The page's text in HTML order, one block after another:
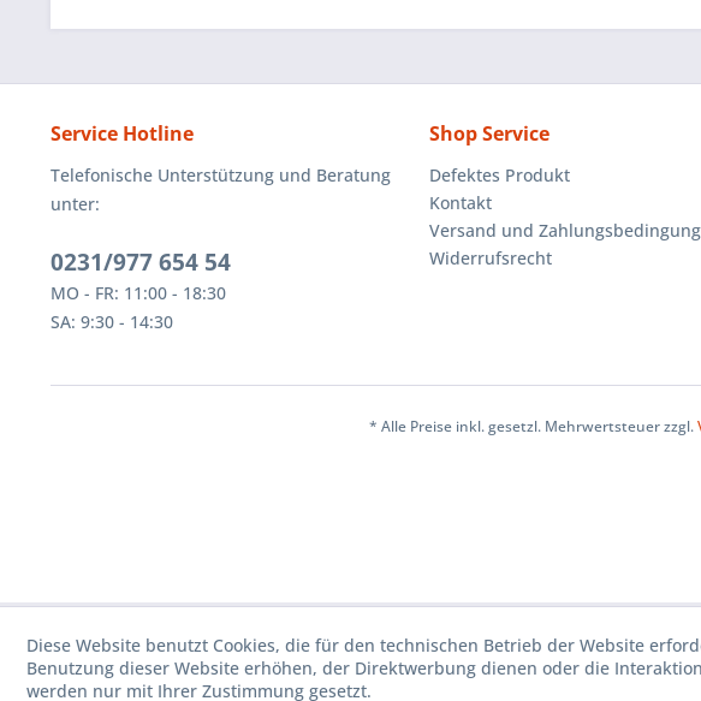
Service Hotline
Telefonische Unterstützung und Beratung
unter:
0231/977 654 54
MO - FR: 11:00 - 18:30
SA: 9:30 - 14:30
Shop Service
Defektes Produkt
Kontakt
Versand und
Widerrufsrecht
* Alle Preise inkl. gesetzl. Mehrwertsteuer zzgl.
Diese Website benutzt Cookies, die für den technischen Betrieb der Website
Benutzung dieser Website erhöhen, der Direktwerbung dienen oder die
werden nur mit Ihrer Zustimmung gesetzt.